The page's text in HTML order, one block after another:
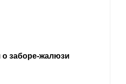
заборе-жалюзи